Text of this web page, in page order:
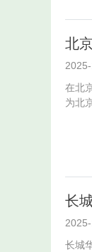
北
在北
为北
长
长城